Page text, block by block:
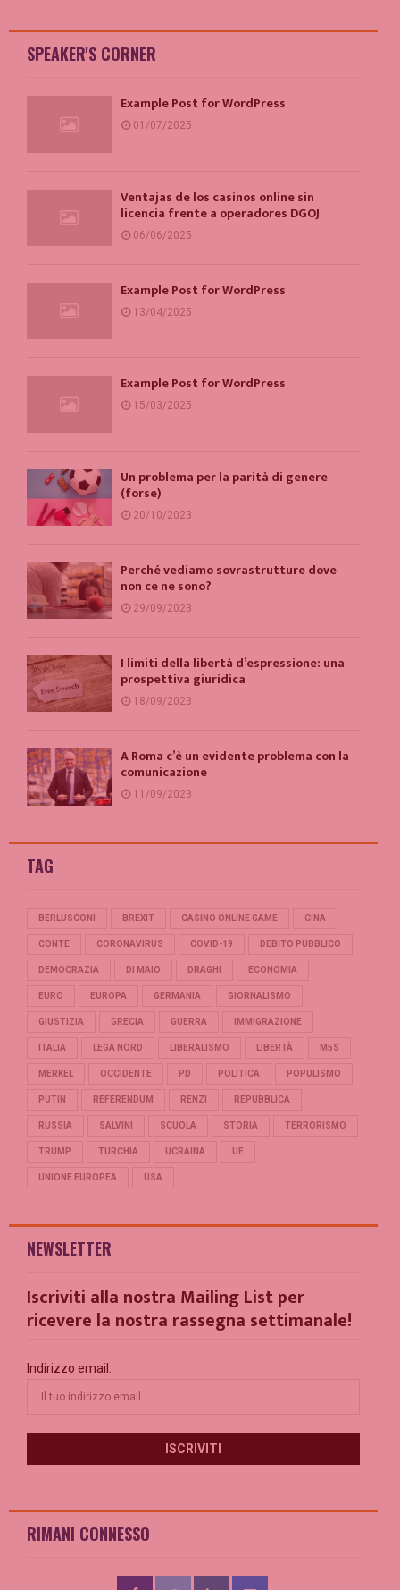
SPEAKER'S CORNER
Example Post for WordPress
01/07/2025
Ventajas de los casinos online sin
licencia frente a operadores DGOJ
06/06/2025
Example Post for WordPress
13/04/2025
Example Post for WordPress
15/03/2025
Un problema per la parità di genere
(forse)
20/10/2023
Perché vediamo sovrastrutture dove
non ce ne sono?
29/09/2023
I limiti della libertà d’espressione: una
prospettiva giuridica
18/09/2023
A Roma c’è un evidente problema con la
comunicazione
11/09/2023
TAG
BERLUSCONI BREXIT CASINO ONLINE GAME CINA
CONTE CORONAVIRUS COVID-19 DEBITO PUBBLICO
DEMOCRAZIA DI MAIO DRAGHI ECONOMIA
EURO EUROPA GERMANIA GIORNALISMO
GIUSTIZIA GRECIA GUERRA IMMIGRAZIONE
ITALIA LEGA NORD LIBERALISMO LIBERTÀ M5S
MERKEL OCCIDENTE PD POLITICA POPULISMO
PUTIN REFERENDUM RENZI REPUBBLICA
RUSSIA SALVINI SCUOLA STORIA TERRORISMO
TRUMP TURCHIA UCRAINA UE
UNIONE EUROPEA USA
NEWSLETTER
Iscriviti alla nostra Mailing List per
ricevere la nostra rassegna settimanale!
Indirizzo email:
RIMANI CONNESSO